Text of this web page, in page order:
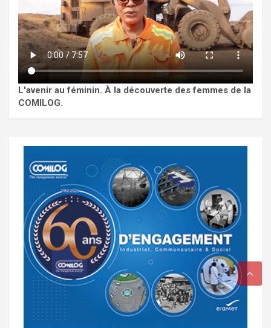
L'avenir au féminin. À la découverte des femmes de la
COMILOG.